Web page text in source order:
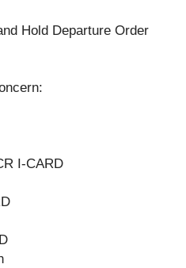
Hold Departure Order
I-CARD